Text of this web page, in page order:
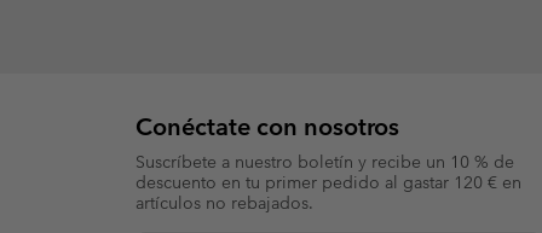
Conéctate con nosotros
Suscríbete a nuestro boletín y recibe un 10 % de
descuento en tu primer pedido al gastar 120 € en
artículos no rebajados.